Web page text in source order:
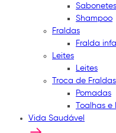
Sabonetes
Shampoo
Fraldas
Fralda
Leites
Leites
Troca de Fraldas
Pomadas
Toalhas e
Vida Saudável